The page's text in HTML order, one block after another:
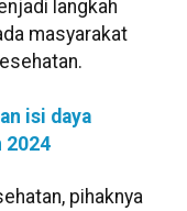
langkah
masyarakat
isi daya
2024
pihaknya